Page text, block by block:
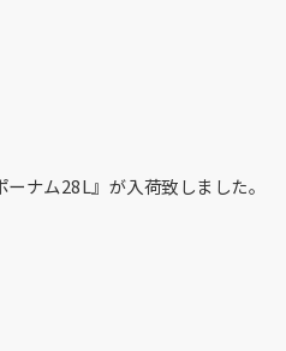
ナム28L』が入荷致しました。